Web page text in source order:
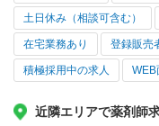
土日休み（相談可含む）
在宅業務あり 登録販売
積極採用中の求人 WEB
近隣エリアで薬剤師